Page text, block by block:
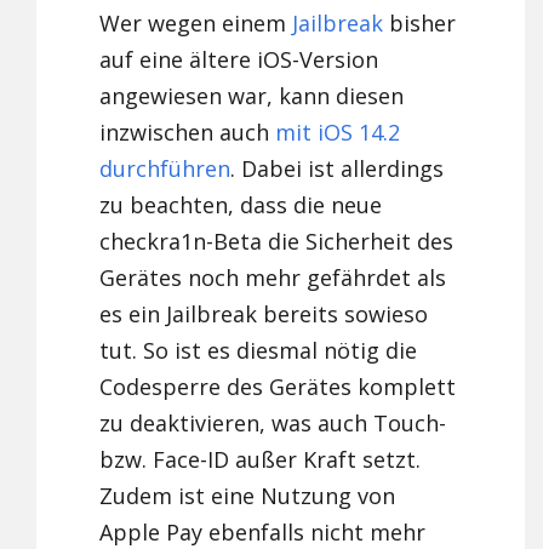
Wer wegen einem Jailbreak bisher
auf eine ältere iOS-Version
angewiesen war, kann diesen
inzwischen auch mit iOS 14.2
durchführen. Dabei ist allerdings
zu beachten, dass die neue
checkra1n-Beta die Sicherheit des
Gerätes noch mehr gefährdet als
es ein Jailbreak bereits sowieso
tut. So ist es diesmal nötig die
Codesperre des Gerätes komplett
zu deaktivieren, was auch Touch-
bzw. Face-ID außer Kraft setzt.
Zudem ist eine Nutzung von
Apple Pay ebenfalls nicht mehr